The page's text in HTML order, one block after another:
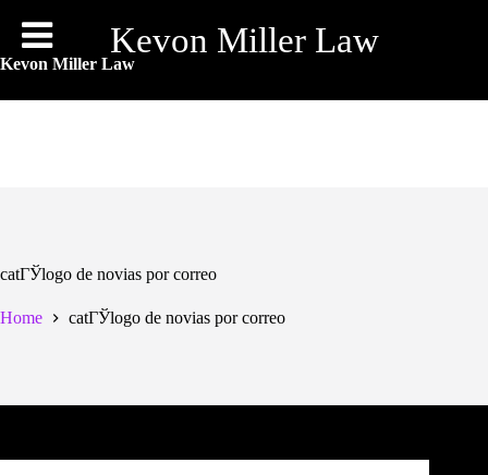
Kevon Miller Law
content
Kevon Miller Law
catГЎlogo de novias por correo
Home catГЎlogo de novias por correo